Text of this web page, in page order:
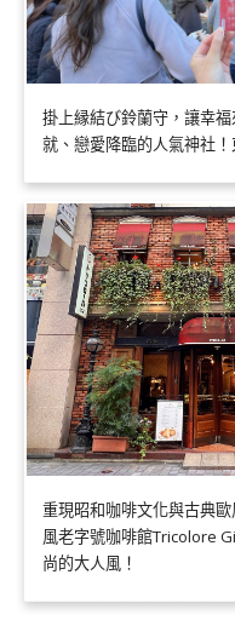
掛上縁結び鈴蘭守，讓幸
就、戀愛降臨的人氣神社
重現昭和咖啡文化與古典
風老字號咖啡館Tricolore
尚的大人風！